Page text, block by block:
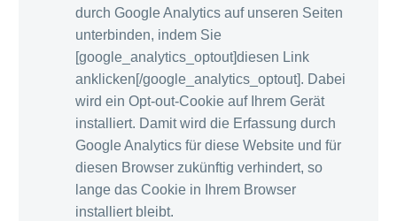
durch Google Analytics auf unseren Seiten
unterbinden, indem Sie
[google_analytics_optout]diesen Link
anklicken[/google_analytics_optout]. Dabei
wird ein Opt-out-Cookie auf Ihrem Gerät
installiert. Damit wird die Erfassung durch
Google Analytics für diese Website und für
diesen Browser zukünftig verhindert, so
lange das Cookie in Ihrem Browser
installiert bleibt.